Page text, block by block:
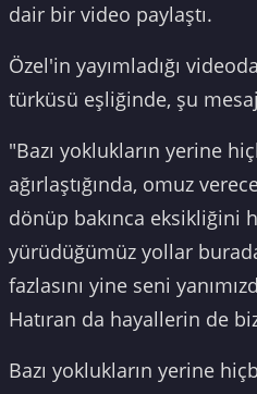
dair bir video paylaştı.
Özel'in yayımladığı
türküsü eşliğinde, şu
"Bazı yoklukların yerine
ağırlaştığında, omuz
dönüp bakınca eksikliğini
yürüdüğümüz yollar
fazlasını yine seni
Hatıran da hayallerin de
Bazı yoklukların yerine